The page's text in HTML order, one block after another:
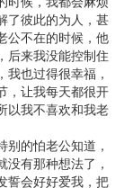
了彼此的为人，甚
公不在的时候，他
后来我没能控制住
也过得很幸福，
，让我每天都很开
以我不喜欢和我老
的怕老公知道，
有那种想法了，
誓会好好爱我，把